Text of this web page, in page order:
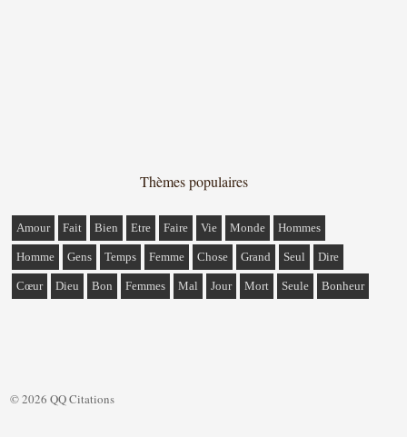
Thèmes populaires
Amour Fait Bien Etre Faire Vie Monde Hommes
Homme Gens Temps Femme Chose Grand Seul Dire
Cœur Dieu Bon Femmes Mal Jour Mort Seule Bonheur
© 2026 QQ Citations